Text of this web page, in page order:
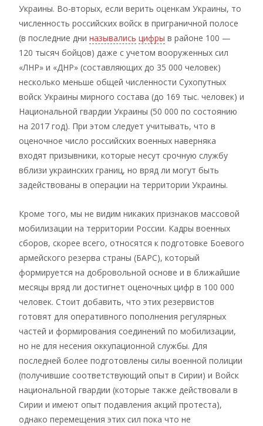
Украины. Во-вторых, если верить оценкам Украины, то
численность российских войск в приграничной полосе
(в последние дни назывались цифры в районе 100 —
120 тысяч бойцов) даже с учетом вооруженных сил
«ЛНР» и «ДНР» (составляющих до 35 000 человек)
несколько меньше общей численности Сухопутных
войск Украины мирного состава (до 169 тыс. человек) и
Национальной гвардии Украины (50 000 по состоянию
на 2017 год). При этом следует учитывать, что в
оценочное число российских военных наверняка
входят призывники, которые несут срочную службу
вблизи украинских границ, но вряд ли могут быть
задействованы в операции на территории Украины.
Кроме того, мы не видим никаких признаков массовой
мобилизации на территории России. Кадры военных
сборов, скорее всего, относятся к подготовке Боевого
армейского резерва страны (БАРС), который
формируется на добровольной основе и в ближайшие
месяцы вряд ли достигнет оценочных цифр в 100 000
человек. Стоит добавить, что этих резервистов
готовят для оперативного пополнения регулярных
частей и формирования соединений по мобилизации,
но не для несения оккупационной службы. Для
последней более подготовлены силы военной полиции
(получившие соответствующий опыт в Сирии) и Войск
национальной гвардии (которые также действовали в
Сирии и имеют опыт подавления акций протеста),
однако перемещения этих сил пока что не